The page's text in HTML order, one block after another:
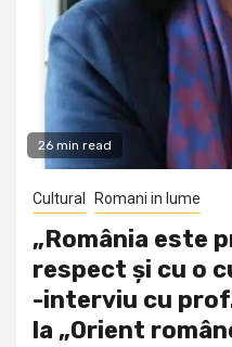
26 min read
Cultural Romani in lume
„România este
respect și cu o
-interviu cu
la „Orient